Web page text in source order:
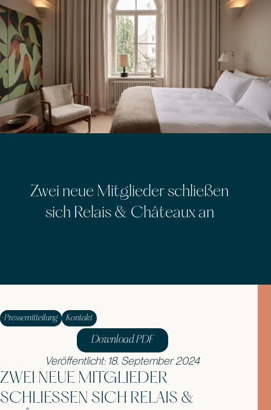
Zwei neue Mitglieder schließen
sich Relais & Châteaux an
Pressemitteilung Kontakt
Download PDF
Veröffentlicht: 18. September 2024
ZWEI NEUE MITGLIEDER
SCHLIESSEN SICH RELAIS & C